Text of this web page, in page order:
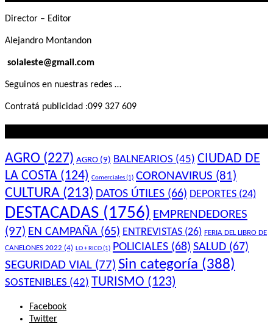
Director – Editor
Alejandro Montandon
solaleste@gmail.com
Seguinos en nuestras redes …
Contratá publicidad :099 327 609
AGRO (227) AGRO (9) BALNEARIOS (45) CIUDAD DE
LA COSTA (124) Comerciales(1) CORONAVIRUS (81)
CULTURA (213) DATOS ÚTILES (66) DEPORTES (24)
DESTACADAS (1756) EMPRENDEDORES
(97) EN CAMPAÑA (65) ENTREVISTAS (26) FERIA DEL LIBRO DE
CANELONES 2022 (4) LO + RICO(1) POLICIALES (68) SALUD (67)
SEGURIDAD VIAL (77) Sin categoría (388)
SOSTENIBLES (42) TURISMO (123)
Facebook
Twitter